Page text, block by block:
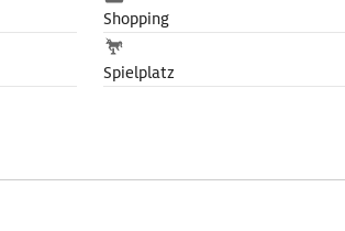
Shopping
Spielplatz